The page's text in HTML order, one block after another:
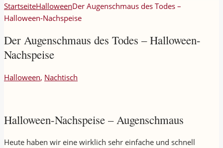
StartseiteHalloweenDer Augenschmaus des Todes –
Halloween-Nachspeise
Der Augenschmaus des Todes – Halloween-
Nachspeise
Halloween, Nachtisch
Halloween-Nachspeise – Augenschmaus
Heute haben wir eine wirklich sehr einfache und schnell